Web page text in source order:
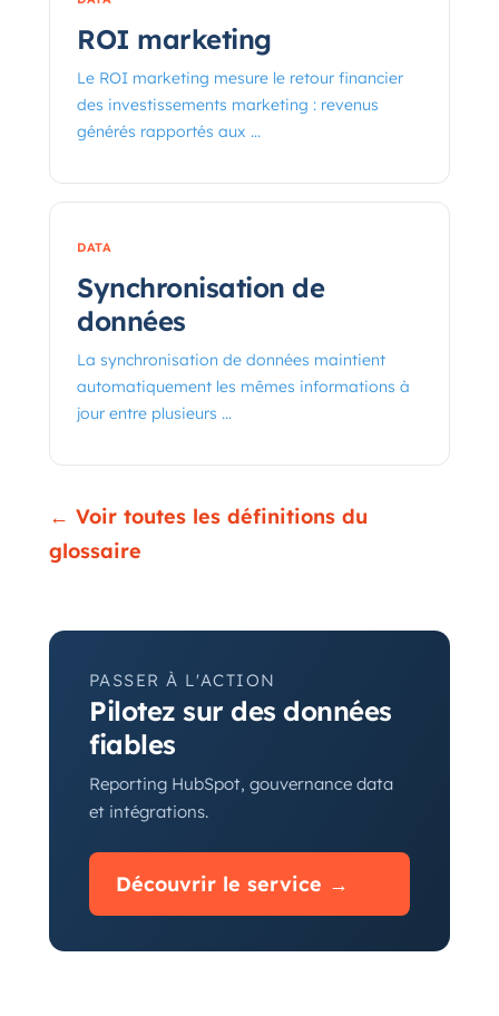
ROI marketing
Le ROI marketing mesure le retour financier
des investissements marketing : revenus
générés rapportés aux ...
DATA
Synchronisation de
données
La synchronisation de données maintient
automatiquement les mêmes informations à
jour entre plusieurs ...
← Voir toutes les définitions du
glossaire
PASSER À L'ACTION
Pilotez sur des données
fiables
Reporting HubSpot, gouvernance data
et intégrations.
Découvrir le service →